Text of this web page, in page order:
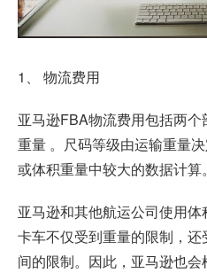
1、 物流费用
亚马逊FBA物流费用包括两
重量 。尺码等级由运输重量
或体积重量中较大的数据计算。
亚马逊和其他航运公司使用
卡车不仅受到重量的限制，
间的限制。因此，亚马逊也